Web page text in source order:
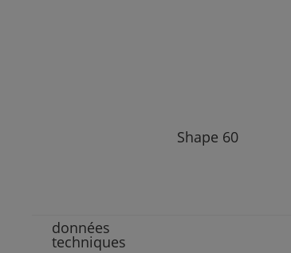
Shape 60
données
techniques